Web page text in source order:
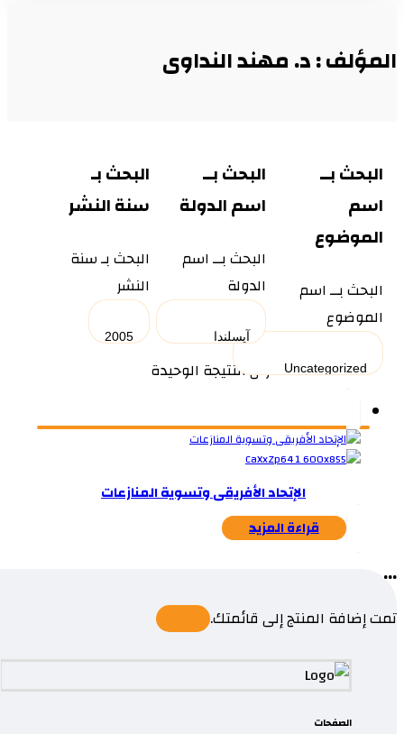
المؤلف : د. مهند النداوى
البحث بــ
اسم
الموضوع
البحث بــ اسم
الموضوع
البحث بــ
اسم الدولة
البحث بــ اسم
الدولة
البحث بـ
سنة النشر
البحث بـ سنة
النشر
عرض النتيجة الوحيدة
الإتحاد الأفريقى وتسوية المنازعات
قراءة المزيد
...
تمت إضافة المنتج إلى قائمتك.
الصفحات